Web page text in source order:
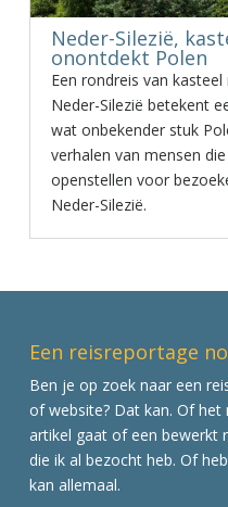
Neder-Silezië,
onontdekt Polen
Een rondreis van
Neder-Silezië betekent
wat onbekender stuk
verhalen van mensen
openstellen voor
Neder-Silezië.
Een reisreportage
Ben je op zoek naar een
of website? Dat kan. Of
artikel gaat of een bewerkt
die ik al bezocht heb. Of
kan allemaal.